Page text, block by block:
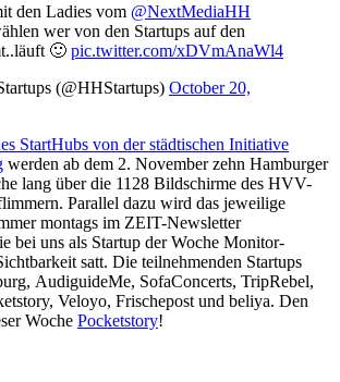
den Ladies vom @NextMediaHH
wer von den Startups auf den
🙂 pic.twitter.com/xDVmAnaWl4
(@HHStartups) October 20,
StartHubs von der städtischen Initiative
werden ab dem 2. November zehn Hamburger
lang über die 1128 Bildschirme des HVV-
Parallel dazu wird das jeweilige
montags im ZEIT-Newsletter
bei uns als Startup der Woche Monitor-
satt. Die teilnehmenden Startups
AudiguideMe, SofaConcerts, TripRebel,
Veloyo, Frischepost und beliya. Den
Woche Pocketstory!